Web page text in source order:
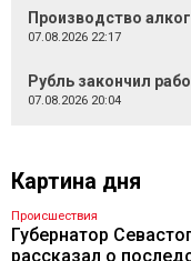
Производство
07.08.2026 22:17
Рубль закончил
07.08.2026 20:04
Картина дня
Происшествия
Губернатор
рассказал о